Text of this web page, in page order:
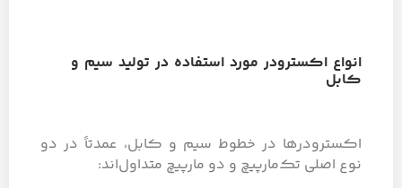
انواع اکسترودر مورد استفاده در تولید سیم و
کابل
اکسترودرها در خطوط سیم و کابل، عمدتاً در دو
نوع اصلی تک‌مارپیچ و دو مارپیچ متداول‌اند: